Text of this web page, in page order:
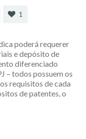
1
poderá requerer
e depósito de
diferenciado
– todos possuem os
requisitos de cada
de patentes, o